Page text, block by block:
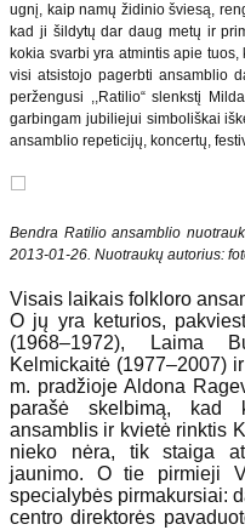
ugnį, kaip namų židinio šviesą,
kad ji šildytų dar daug metų ir
kokia svarbi yra atmintis apie
visi atsistojo pagerbti ansamblio
peržengusi ,,Ratilio“ slenkstį
garbingam jubiliejui simboliškai
ansamblio repeticijų, koncertų,
Bendra Ratilio ansamblio
2013-01-26. Nuotraukų autorius:
Visais laikais folkloro
O jų yra keturios,
(1968–1972), Laima
Kelmickaitė (1977–2007)
m. pradžioje Aldona
parašė skelbimą, kad
ansamblis ir kvietė rinktis
nieko nėra, tik staiga
jaunimo. O tie pirmieji
specialybės pirmakursiai:
centro direktorės